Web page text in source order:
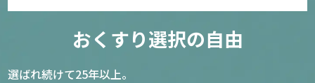
おくすり選択の自由
選ばれ続けて25年以上。